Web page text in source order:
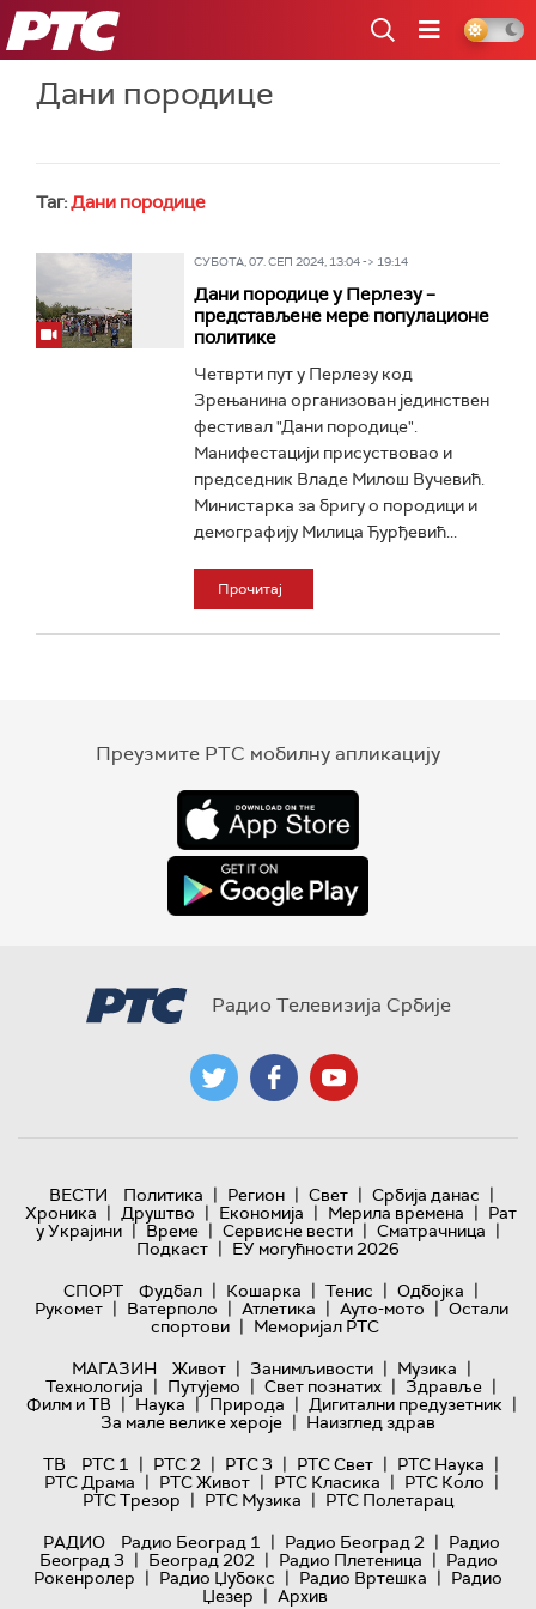
РТС
Дани породице
Таг:Дани породице
СУБОТА, 07. СЕП 2024, 13:04 -> 19:14
Дани породице у Перлезу –
представљене мере популационе
политике
Четврти пут у Перлезу код
Зрењанина организован јединствен
фестивал "Дани породице".
Манифестацији присуствовао и
председник Владе Милош Вучевић.
Министарка за бригу о породици и
демографију Милица Ђурђевић...
Прочитај
Преузмите РТС мобилну апликацију
Радио Телевизија Србије
ВЕСТИ Политика | Регион | Свет | Србија данас |
Хроника | Друштво | Економија | Мерила времена | Рат
у Украјини | Време | Сервисне вести | Сматрачница |
Подкаст | ЕУ могућности 2026
СПОРТ
Фудбал | Кошарка | Тенис | Одбојка |
Рукомет | Ватерполо | Атлетика | Ауто-мото | Остали
спортови | Меморијал РТС
МАГАЗИН
Живот | Занимљивости | Музика |
Технологијa | Путујемо | Свет познатих | Здравље |
Филм и ТВ | Наука | Природа | Дигитални предузетник |
За мале велике хероје | Наизглед здрав
ТВ
РТС 1 | РТС 2 | РТС 3 | РТС Свет | РТС Наука |
РТС Драма | РТС Живот | РТС Класика | РТС Коло |
РТС Трезор | РТС Музика | РТС Полетарац
РАДИО
Радио Београд 1 | Радио Београд 2 | Радио
Београд 3 | Београд 202 | Радио Плетеница | Радио
Рокенролер | Радио Џубокс | Радио Вртешка | Радио
Џезер | Архив